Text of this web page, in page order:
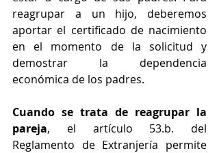
reagrupar a un hijo, deberemos
aportar el certificado de nacimiento
en el momento de la solicitud y
demostrar la dependencia
económica de los padres.
Cuando se trata de reagrupar la
pareja, el artículo 53.b. del
Reglamento de Extranjería permite